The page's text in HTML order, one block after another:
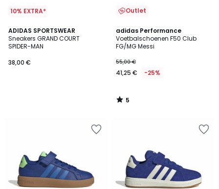
10% EXTRA*
ADIDAS SPORTSWEAR
Sneakers GRAND COURT
SPIDER-MAN
38,00 €
Outlet
adidas Performance
Voetbalschoenen F50 Club
FG/MG Messi
55,00 €
41,25 € -25%
5
/
5
5
/